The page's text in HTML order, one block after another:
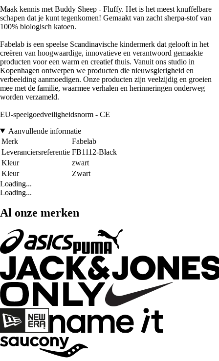
Maak kennis met Buddy Sheep - Fluffy. Het is het meest knuffelbare
schapen dat je kunt tegenkomen! Gemaakt van zacht sherpa-stof van
100% biologisch katoen.
Fabelab is een speelse Scandinavische kindermerk dat gelooft in het
creëren van hoogwaardige, innovatieve en verantwoord gemaakte
producten voor een warm en creatief thuis. Vanuit ons studio in
Kopenhagen ontwerpen we producten die nieuwsgierigheid en
verbeelding aanmoedigen. Onze producten zijn veelzijdig en groeien
mee met de familie, waarmee verhalen en herinneringen onderweg
worden verzameld.
EU-speelgoedveiligheidsnorm - CE
Aanvullende informatie
Merk
Fabelab
Leveranciersreferentie FB1112-Black
Kleur
zwart
Kleur
Zwart
Loading...
Loading...
Al onze merken